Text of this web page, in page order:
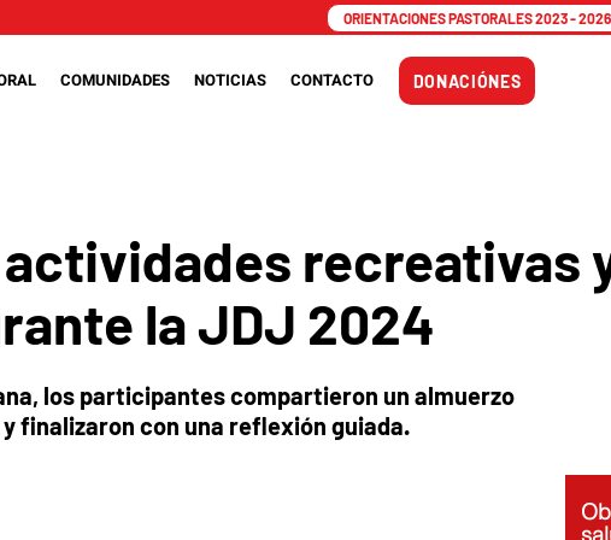
ORIENTACIONES PASTORALES 2023 - 2026
COMUNIDADES NOTICIAS CONTACTO DONACIÓNES
recreativas
la JDJ 2024
los participantes compartieron un almuerzo
finalizaron con una reflexión guiada.